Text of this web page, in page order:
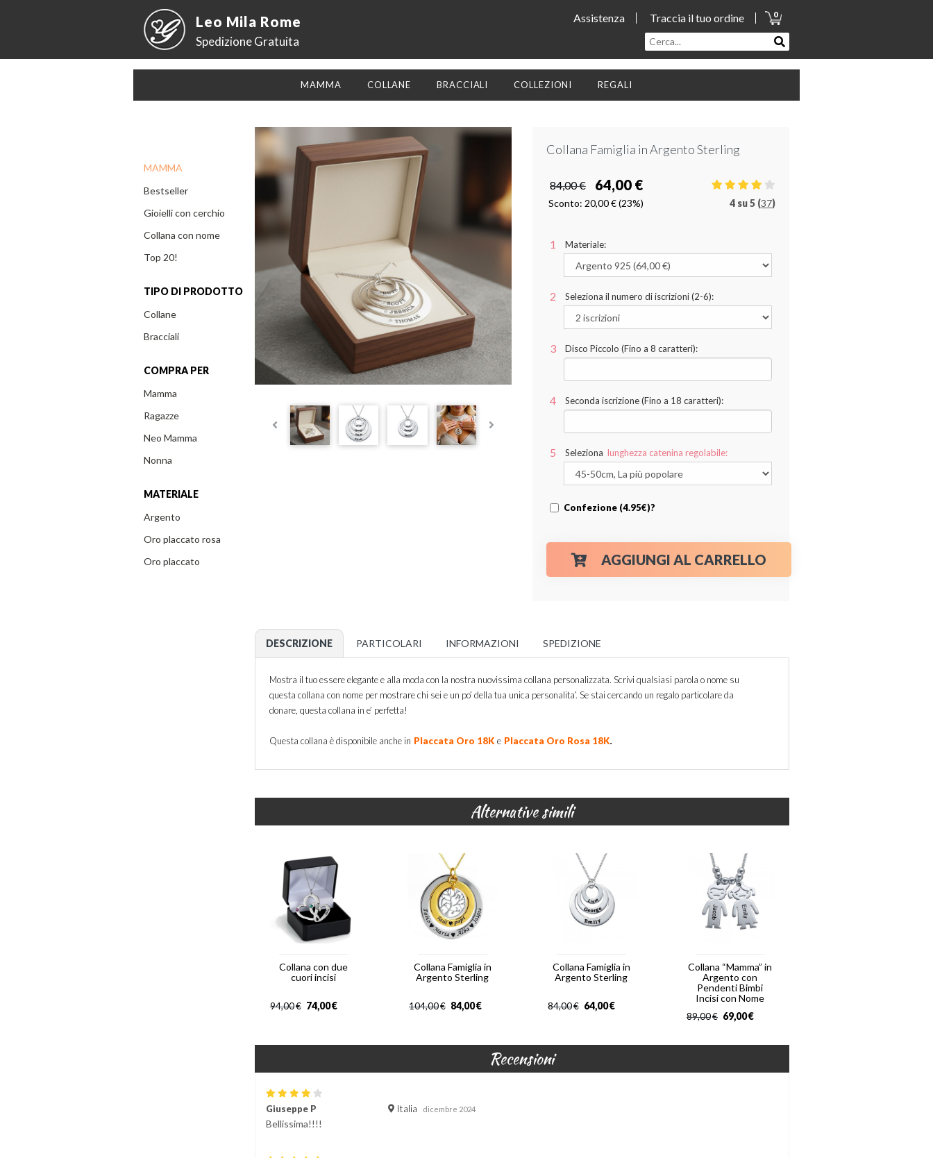
Leo Mila Rome
Spedizione Gratuita
Assistenza Traccia il tuo ordine 0
MAMMA COLLANE BRACCIALI COLLEZIONI REGALI
MAMMA
Bestseller
Gioielli con cerchio
Collana con nome
Top 20!
TIPO DI PRODOTTO
Collane
Bracciali
COMPRA PER
Mamma
Ragazze
Neo Mamma
Nonna
MATERIALE
Argento
Oro placcato rosa
Oro placcato
Collana Famiglia in Argento Sterling
84,00 € 64,00 €
Sconto: 20,00 € (23%) 4 su5 (37)
Materiale:
Seleziona il numero di iscrizioni (2-6):
Disco Piccolo (Fino a 8 caratteri):
Seconda iscrizione (Fino a 18 caratteri):
Seleziona lunghezza catenina regolabile:
Confezione (4.95€)?
AGGIUNGI AL CARRELLO
DESCRIZIONE PARTICOLARI INFORMAZIONI SPEDIZIONE
Mostra il tuo essere elegante e alla moda con la nostra nuovissima collana personalizzata. Scrivi qualsiasi parola o nome su
questa collana con nome per mostrare chi sei e un po’ della tua unica personalita’. Se stai cercando un regalo particolare da
donare, questa collana in e’ perfetta!
Questa collana è disponibile anche in Placcata Oro 18K e Placcata Oro Rosa 18K.
Alternative simili
Collana con due
cuori incisi
€
94,00 €
74,00
Collana Famiglia in
Argento Sterling
€
104,00 €
84,00
Collana Famiglia in
Argento Sterling
€
84,00 €
64,00
Collana “Mamma” in
Argento con
Pendenti Bimbi
Incisi con Nome
€
89,00 €
69,00
Recensioni
Giuseppe P Italia dicembre 2024
Bellissima!!!!